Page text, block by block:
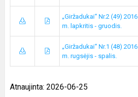
„Giržadukai“ Nr.2 (49) 2016
m. lapkritis - gruodis.
„Giržadukai“ Nr.1 (48) 2016
m. rugsėjis - spalis.
Atnaujinta: 2026-06-25